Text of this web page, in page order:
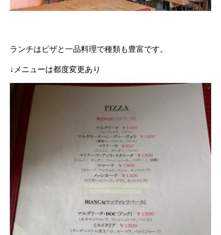
ランチはピザと一品料理で種類も豊富です。
↓メニューは都度変更あり